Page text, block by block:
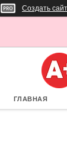
Создать сайт
ГЛАВНАЯ